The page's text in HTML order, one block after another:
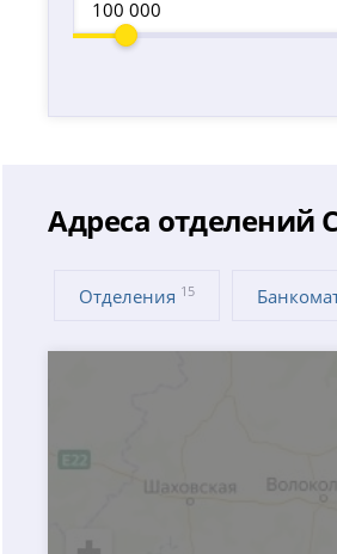
Адреса отделений
Отделения 15